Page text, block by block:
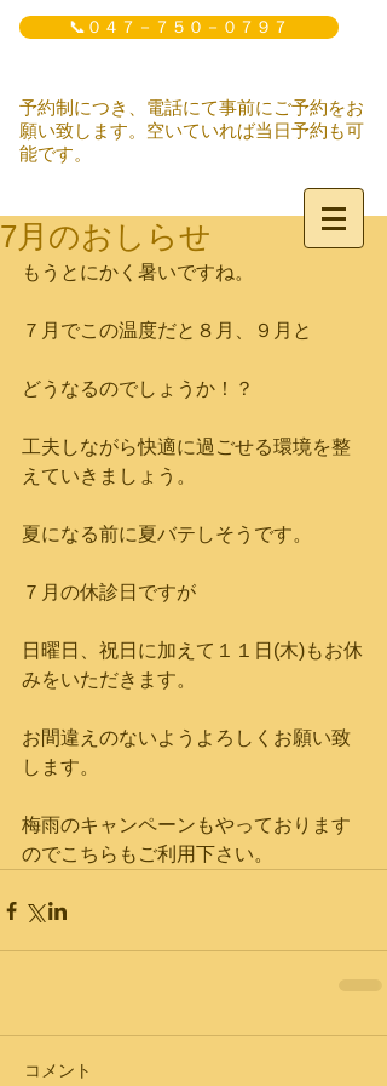
📞０４７－７５０－０７９７
予約制につき、電話にて事前にご予約をお
願い致します。空いていれば当日予約も可
能です。
7月のおしらせ
もうとにかく暑いですね。
７月でこの温度だと８月、９月と
どうなるのでしょうか！？
工夫しながら快適に過ごせる環境を整
えていきましょう。
夏になる前に夏バテしそうです。
７月の休診日ですが
日曜日、祝日に加えて１１日(木)もお休
みをいただきます。
お間違えのないようよろしくお願い致
します。
梅雨のキャンペーンもやっております
のでこちらもご利用下さい。
コメント